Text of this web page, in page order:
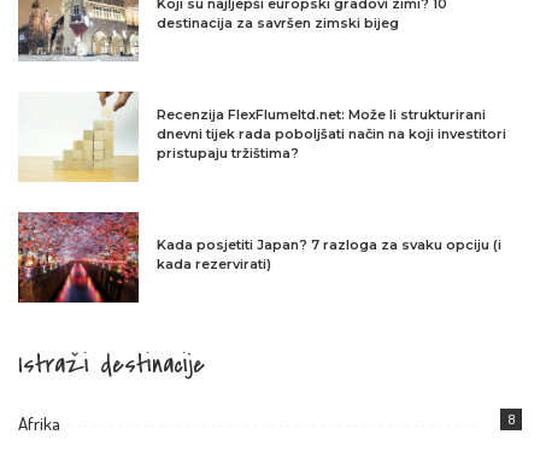
Koji su najljepši europski gradovi zimi? 10
destinacija za savršen zimski bijeg
Recenzija FlexFlumeltd.net: Može li strukturirani
dnevni tijek rada poboljšati način na koji investitori
pristupaju tržištima?
Kada posjetiti Japan? 7 razloga za svaku opciju (i
kada rezervirati)
Istraži destinacije
Afrika 8